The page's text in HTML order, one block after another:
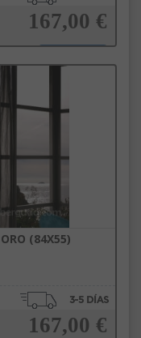
167,00 €
(84X55)
167,00 €